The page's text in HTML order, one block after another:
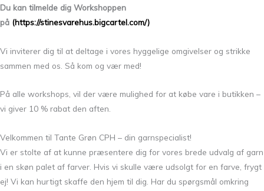
Du kan tilmelde dig Workshoppen
på (https://stinesvarehus.bigcartel.com/)
Vi inviterer dig til at deltage i vores hyggelige omgivelser og strikke
sammen med os. Så kom og vær med!
På alle workshops, vil der være mulighed for at købe vare i butikken –
vi giver 10 % rabat den aften.
Velkommen til Tante Grøn CPH – din garnspecialist!
Vi er stolte af at kunne præsentere dig for vores brede udvalg af garn
i en skøn palet af farver. Hvis vi skulle være udsolgt for en farve, frygt
ej! Vi kan hurtigt skaffe den hjem til dig. Har du spørgsmål omkring